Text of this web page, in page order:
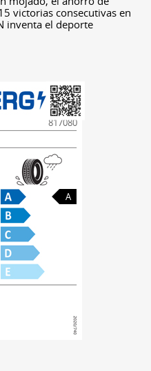
victorias consecutivas en
inventa el deporte
817080
A